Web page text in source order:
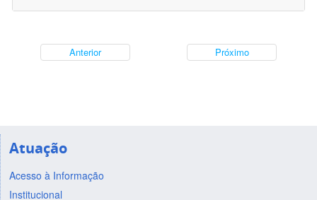
Anterior Próximo
Atuação
Acesso à Informação
Institucional